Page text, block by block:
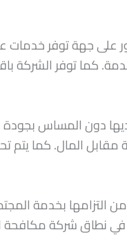
جهة توفر خدمات
كما توفر الشركة
دون المساس
المال. كما يتم
التزامها بخدمة
في نطاق شركة مكافحة